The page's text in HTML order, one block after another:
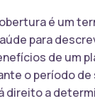
é um
para
de um
o período de
direito a